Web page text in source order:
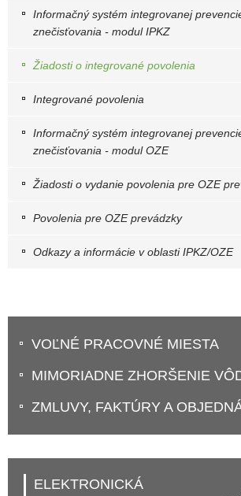
Informačný systém integrovanej
znečisťovania - modul IPKZ
Žiadosti o integrované povolenia
Integrované povolenia
Informačný systém integrovanej
znečisťovania - modul OZE
Žiadosti o vydanie povolenia pre OZE
Povolenia pre OZE prevádzky
Odkazy a informácie v oblasti IPKZ/OZE
VOĽNÉ PRACOVNÉ MIESTA
MIMORIADNE ZHORŠENIE
ZMLUVY, FAKTÚRY A
ELEKTRONICKÁ